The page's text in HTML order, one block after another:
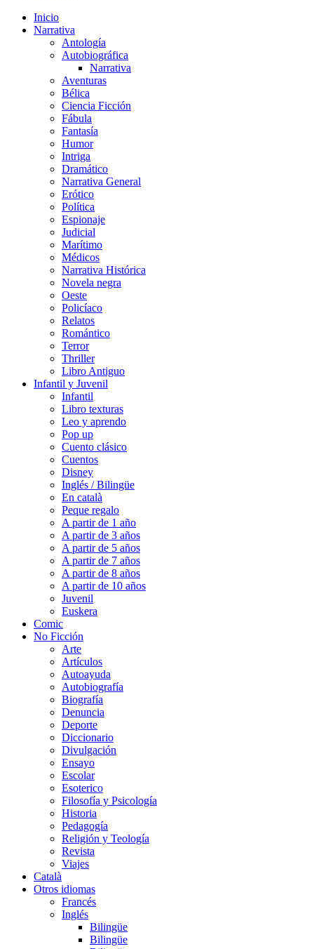
Inicio
Narrativa
Antología
Autobiográfica
Narrativa
Aventuras
Bélica
Ciencia Ficción
Fábula
Fantasía
Humor
Intriga
Dramático
Narrativa General
Erótico
Política
Espionaje
Judicial
Marítimo
Médicos
Narrativa Histórica
Novela negra
Oeste
Policíaco
Relatos
Romántico
Terror
Thriller
Libro Antiguo
Infantil y Juvenil
Infantil
Libro texturas
Leo y aprendo
Pop up
Cuento clásico
Cuentos
Disney
Inglés / Bilingüe
En català
Peque regalo
A partir de 1 año
A partir de 3 años
A partir de 5 años
A partir de 7 años
A partir de 8 años
A partir de 10 años
Juvenil
Euskera
Comic
No Ficción
Arte
Artículos
Autoayuda
Autobiografía
Biografía
Denuncia
Deporte
Diccionario
Divulgación
Ensayo
Escolar
Esoterico
Filosofía y Psicología
Historia
Pedagogía
Religión y Teología
Revista
Viajes
Català
Otros idiomas
Francés
Inglés
Bilingüe
Bilingüe